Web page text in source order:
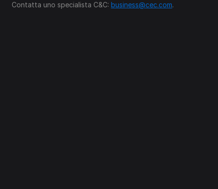
Contatta uno specialista C&C: business@cec.com.